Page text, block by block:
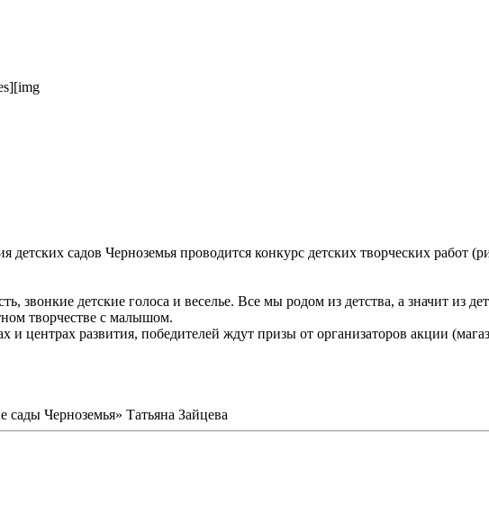
детских садов Черноземья проводится конкурс детских творческих работ
звонкие детские голоса и веселье. Все мы родом из детства, а значит из
творчестве с малышом.
и центрах развития, победителей ждут призы от организаторов акции
сады Черноземья» Татьяна Зайцева